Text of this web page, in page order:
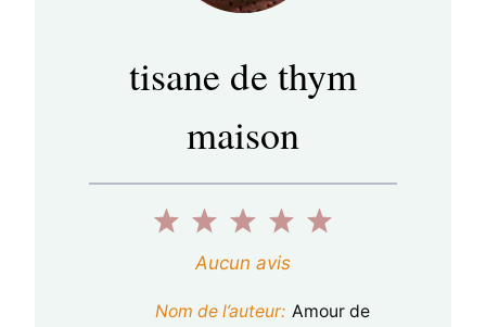
tisane de thym
maison
5
t
4
t
3
é
t
2
é
t
1
t
Aucun avis
Nom de l’auteur: Amour de